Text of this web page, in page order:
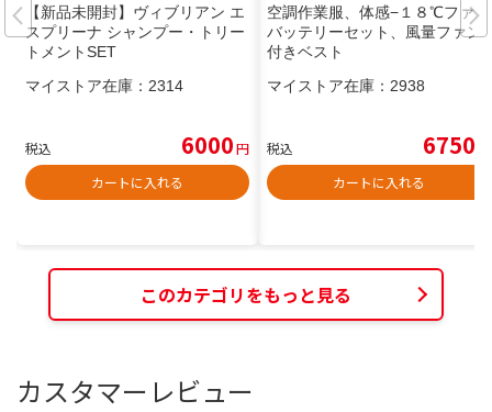
【新品未開封】ヴィブリアン エ
スプリーナ シャンプー・トリー
トメントSET
マイストア在庫： 2314
税込 6000円
カートに入れる
空調作業服、体感−１８℃ファン
バッテリーセット、風量ファン
付きベスト
マイストア在庫： 2938
税込 6750
カートに入れる
このカテゴリをもっと見る
カスタマーレビュー